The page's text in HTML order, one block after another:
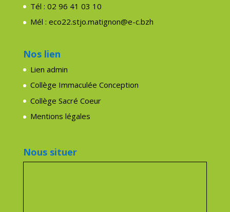
Tél : 02 96 41 03 10
Mél : eco22.stjo.matignon@e-c.bzh
Nos lien
Lien admin
Collège Immaculée Conception
Collège Sacré Coeur
Mentions légales
Nous situer